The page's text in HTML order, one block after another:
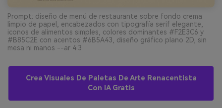
Prompt: diseño de menú de restaurante sobre fondo crema
limpio de papel, encabezados con tipografía serif elegante,
iconos de alimentos simples, colores dominantes #F2E3C6 y
#B85C2E con acentos #6B5A43, diseño gráfico plano 2D, sin
mesa ni manos --ar 4:3
Crea Visuales De Paletas De Arte Renacentista
Con IA Gratis